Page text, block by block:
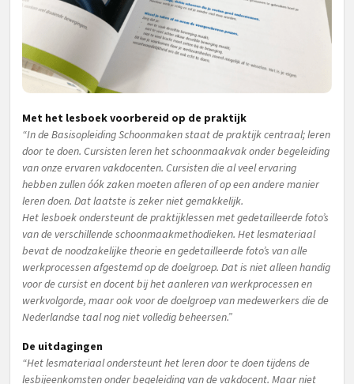
Met het lesboek voorbereid op de praktijk
“In de Basisopleiding Schoonmaken staat de praktijk centraal; leren
door te doen. Cursisten leren het schoonmaakvak onder begeleiding
van onze ervaren vakdocenten. Cursisten die al veel ervaring
hebben zullen óók zaken moeten afleren of op een andere manier
leren doen. Dat laatste is zeker niet gemakkelijk.
Het lesboek ondersteunt de praktijklessen met gedetailleerde foto’s
van de verschillende schoonmaakmethodieken. Het lesmateriaal
bevat de noodzakelijke theorie en gedetailleerde foto’s van alle
werkprocessen afgestemd op de doelgroep. Dat is niet alleen handig
voor de cursist en docent bij het aanleren van werkprocessen en
werkvolgorde, maar ook voor de doelgroep van medewerkers die de
Nederlandse taal nog niet volledig beheersen.”
De uitdagingen
“Het lesmateriaal ondersteunt het leren door te doen tijdens de
lesbijeenkomsten onder begeleiding van de vakdocent. Maar niet